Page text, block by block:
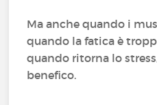
Ma anche quando i
quando la fatica è
quando ritorna lo
benefico.